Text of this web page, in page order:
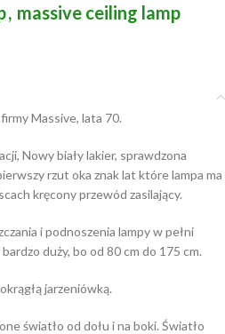
, massive ceiling lamp
Massive, lata 70.
Nowy biały lakier, sprawdzona
rzut oka znak lat które lampa ma
kręcony przewód zasilający.
i podnoszenia lampy w pełni
duży, bo od 80 cm do 175 cm.
jarzeniówką.
światło od dołu i na boki. Światło